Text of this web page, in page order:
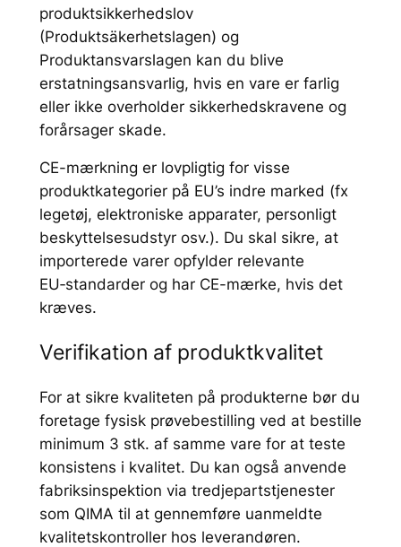
produktsikkerhedslov
(Produktsäkerhetslagen) og
Produktansvarslagen kan du blive
erstatningsansvarlig, hvis en vare er farlig
eller ikke overholder sikkerhedskravene og
forårsager skade.
CE-mærkning er lovpligtig for visse
produktkategorier på EU’s indre marked (fx
legetøj, elektroniske apparater, personligt
beskyttelsesudstyr osv.). Du skal sikre, at
importerede varer opfylder relevante
EU‑standarder og har CE-mærke, hvis det
kræves.
Verifikation af produktkvalitet
For at sikre kvaliteten på produkterne bør du
foretage fysisk prøvebestilling ved at bestille
minimum 3 stk. af samme vare for at teste
konsistens i kvalitet. Du kan også anvende
fabriksinspektion via tredjepartstjenester
som QIMA til at gennemføre uanmeldte
kvalitetskontroller hos leverandøren.